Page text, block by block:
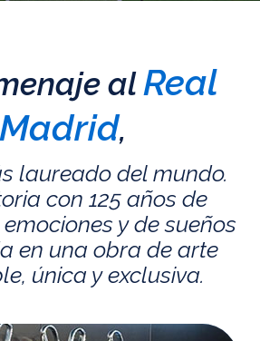
alReal
Madrid,
laureado del mundo.
con 125 años de
y de sueños
en una obra de arte
única y exclusiva.